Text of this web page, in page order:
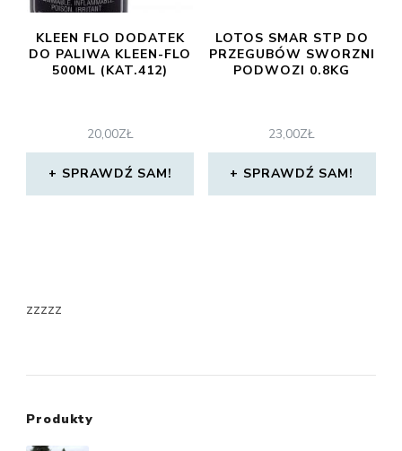
KLEEN FLO DODATEK
DO PALIWA KLEEN-FLO
500ML (KAT.412)
20,00ZŁ
SPRAWDŹ SAM!
LOTOS SMAR STP DO
PRZEGUBÓW SWORZNI
PODWOZI 0.8KG
23,00ZŁ
SPRAWDŹ SAM!
zzzzz
Produkty